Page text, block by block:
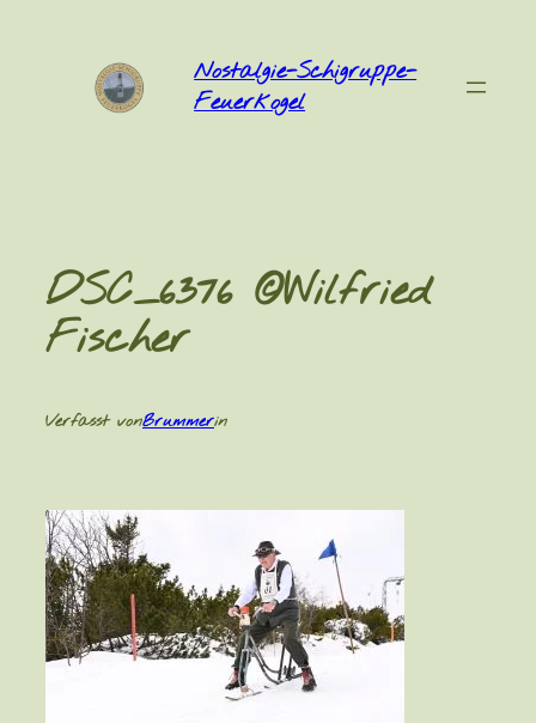
Nostalgie-Schigruppe-
Feuerkogel
DSC_6376 ©Wilfried
Fischer
Verfasst vonBrummerin